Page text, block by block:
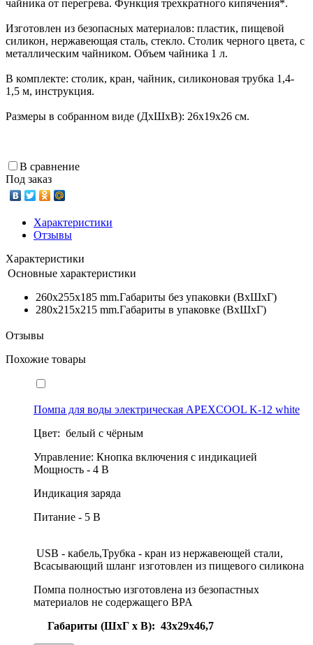
чайника от перегрева. Функция трехкратного кипячения*.
Изготовлен из безопасных материалов: пластик, пищевой
силикон, нержавеющая сталь, стекло. Столик черного цвета, с
металлическим чайником. Объем чайника 1 л.
В комплекте: столик, кран, чайник, силиконовая трубка 1,4-
1,5 м, инструкция.
Размеры в собранном виде (ДхШхВ): 26x19x26 см.
В сравнение
Под заказ
Характеристики
Отзывы
Характеристики
Основные характеристики
260x255x185 mm.Габариты без упаковки (ВxШxГ)
280x215x215 mm.Габариты в упаковке (ВxШxГ)
Отзывы
Похожие товары
Помпа для воды электрическая APEXCOOL K-12 white
Цвет: белый с чёрным
Управление: Кнопка включения с индикацией
Мощность - 4 В
Индикация заряда
Питание - 5 В
USB - кабель,Трубка - кран из нержавеющей стали,
Всасывающий шланг изготовлен из пищевого силикона
Помпа полностью изготовлена из безопастных
материалов не содержащего BPA
Габариты (ШхГ х В): 43х29х46,7